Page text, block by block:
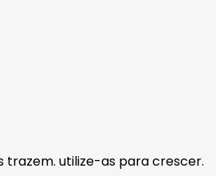
trazem. utilize-as para crescer.